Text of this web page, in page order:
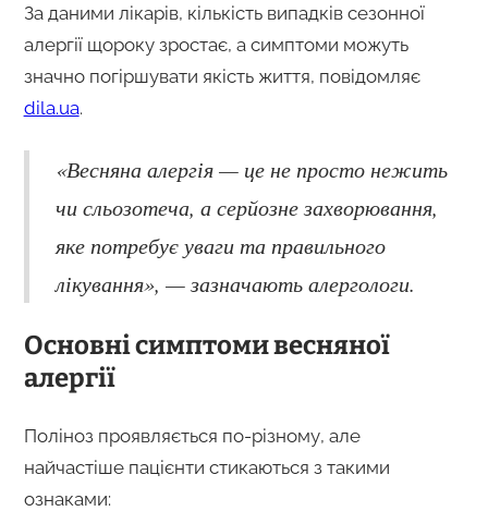
За даними лікарів, кількість випадків сезонної
алергії щороку зростає, а симптоми можуть
значно погіршувати якість життя, повідомляє
dila.ua.
«Весняна алергія — це не просто нежить
чи сльозотеча, а серйозне захворювання,
яке потребує уваги та правильного
лікування», — зазначають алергологи.
Основні симптоми весняної
алергії
Поліноз проявляється по-різному, але
найчастіше пацієнти стикаються з такими
ознаками: